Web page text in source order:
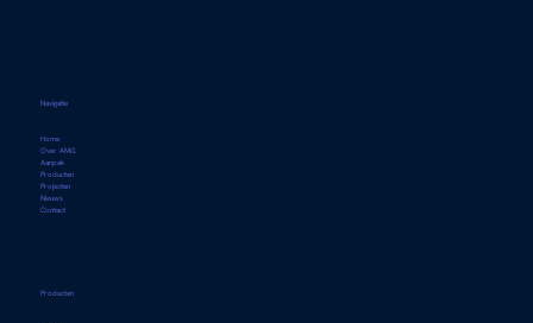
Navigatie
Home
Over AMG
Aanpak
Producten
Projecten
Nieuws
Contact
Producten